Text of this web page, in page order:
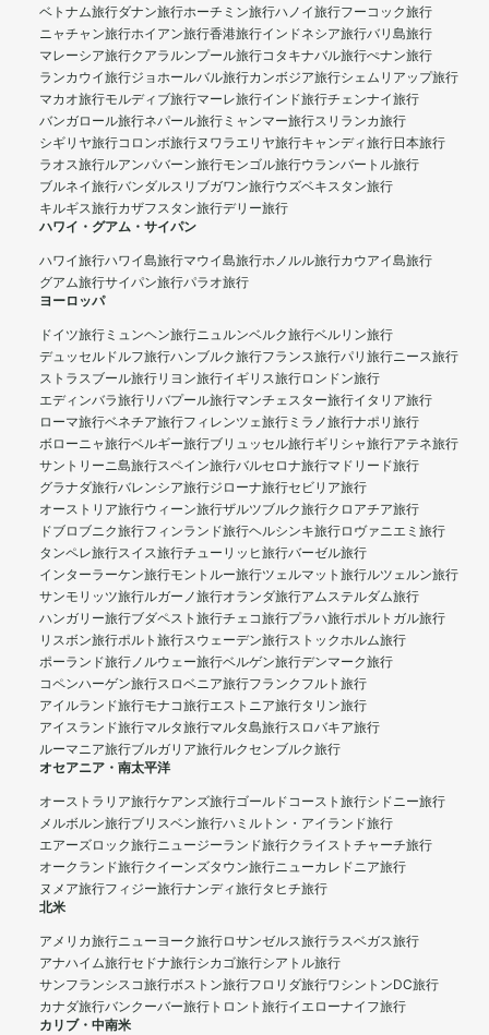
ベトナム旅行ダナン旅行ホーチミン旅行ハノイ旅行フーコック旅行
ニャチャン旅行ホイアン旅行香港旅行インドネシア旅行バリ島旅行
マレーシア旅行クアラルンプール旅行コタキナバル旅行ぺナン旅行
ランカウイ旅行ジョホールバル旅行カンボジア旅行シェムリアップ旅行
マカオ旅行モルディブ旅行マーレ旅行インド旅行チェンナイ旅行
バンガロール旅行ネパール旅行 ミャンマー旅行スリランカ旅行
シギリヤ旅行コロンボ旅行ヌワラエリヤ旅行キャンディ旅行日本旅行
ラオス旅行ルアンパバーン旅行モンゴル旅行ウランバートル旅行
ブルネイ旅行バンダルスリブガワン旅行ウズベキスタン旅行
キルギス旅行カザフスタン旅行デリー旅行
ハワイ・グアム・サイパン
ハワイ旅行ハワイ島旅行マウイ島旅行ホノルル旅行カウアイ島旅行
グアム旅行サイパン旅行パラオ旅行
ヨーロッパ
ドイツ旅行 ミュンヘン旅行ニュルンベルク旅行ベルリン旅行
デュッセルドルフ旅行ハンブルク旅行フランス旅行パリ旅行ニース旅行
ストラスブール旅行リヨン旅行イギリス旅行ロンドン旅行
エディンバラ旅行リバプール旅行マンチェスター旅行イタリア旅行
ローマ旅行ベネチア旅行フィレンツェ旅行 ミラノ旅行ナポリ旅行
ボローニャ旅行ベルギー旅行ブリュッセル旅行ギリシャ旅行アテネ旅行
サントリーニ島旅行スペイン旅行バルセロナ旅行マドリード旅行
グラナダ旅行バレンシア旅行ジローナ旅行セビリア旅行
オーストリア旅行ウィーン旅行ザルツブルク旅行クロアチア旅行
ドブロブニク旅行フィンランド旅行ヘルシンキ旅行ロヴァニエミ旅行
タンペレ旅行スイス旅行チューリッヒ旅行バーゼル旅行
インターラーケン旅行モントルー旅行ツェルマット旅行ルツェルン旅行
サンモリッツ旅行ルガーノ旅行オランダ旅行アムステルダム旅行
ハンガリー旅行ブダペスト旅行チェコ旅行プラハ旅行ポルトガル旅行
リスボン旅行ポルト旅行スウェーデン旅行ストックホルム旅行
ポーランド旅行ノルウェー旅行ベルゲン旅行デンマーク旅行
コペンハーゲン旅行スロベニア旅行フランクフルト旅行
アイルランド旅行モナコ旅行エストニア旅行タリン旅行
アイスランド旅行マルタ旅行マルタ島旅行スロバキア旅行
ルーマニア旅行ブルガリア旅行ルクセンブルク旅行
オセアニア・南太平洋
オーストラリア旅行ケアンズ旅行ゴールドコースト旅行シドニー旅行
メルボルン旅行ブリスベン旅行ハミルトン・アイランド旅行
エアーズロック旅行ニュージーランド旅行クライストチャーチ旅行
オークランド旅行クイーンズタウン旅行ニューカレドニア旅行
ヌメア旅行フィジー旅行ナンディ旅行タヒチ旅行
北米
アメリカ旅行ニューヨーク旅行ロサンゼルス旅行ラスベガス旅行
アナハイム旅行セドナ旅行シカゴ旅行シアトル旅行
サンフランシスコ旅行ボストン旅行フロリダ旅行ワシントンDC旅行
カナダ旅行バンクーバー旅行 トロント旅行イエローナイフ旅行
カリブ・中南米